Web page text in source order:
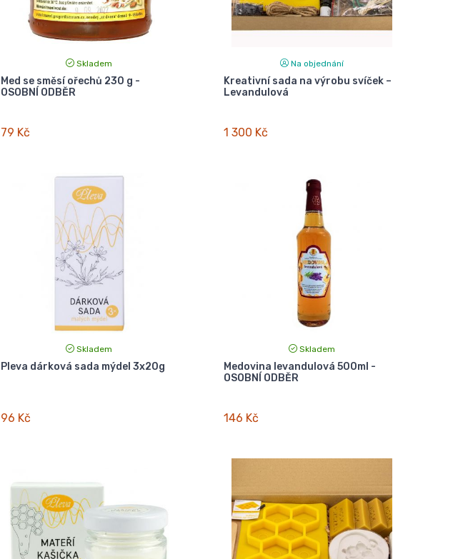
Skladem
Med se směsí ořechů 230 g -
OSOBNÍ ODBĚR
79 Kč
Na objednání
Kreativní sada na výrobu svíček –
Levandulová
1 300 Kč
Skladem
Pleva dárková sada mýdel 3x20g
96 Kč
Skladem
Medovina levandulová 500ml -
OSOBNÍ ODBĚR
146 Kč